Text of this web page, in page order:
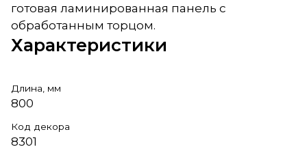
готовая ламинированная панель с
обработанным торцом.
Характеристики
Длина, мм
800
Код декора
8301